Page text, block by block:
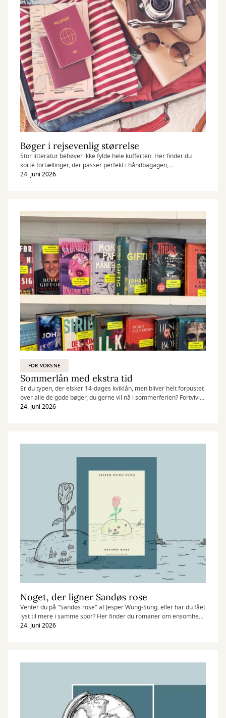
Bøger i rejsevenlig størrelse
Stor litteratur behøver ikke fylde hele kufferten. Her finder du
korte fortællinger, der passer perfekt i håndbagagen,
strandtasken eller lommen på ferien.
24. juni 2026
FOR VOKSNE
Sommerlån med ekstra tid
Er du typen, der elsker 14-dages kviklån, men bliver helt forpustet
over alle de gode bøger, du gerne vil nå i sommerferien? Fortvivl
ikke!
24. juni 2026
Noget, der ligner Sandøs rose
Venter du på "Sandøs rose" af Jesper Wung-Sung, eller har du fået
lyst til mere i samme spor? Her finder du romaner om ensomhed,
længsel og historier, der bliver set fra nye vinkler.
24. juni 2026